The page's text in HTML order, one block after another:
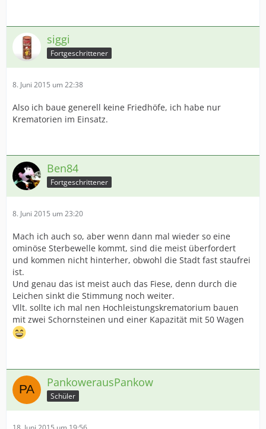
siggi
Fortgeschrittener
8. Juni 2015 um 22:38
Also ich baue generell keine Friedhöfe, ich habe nur
Krematorien im Einsatz.
Ben84
Fortgeschrittener
8. Juni 2015 um 23:20
Mach ich auch so, aber wenn dann mal wieder so eine
ominöse Sterbewelle kommt, sind die meist überfordert
und kommen nicht hinterher, obwohl die Stadt fast staufrei
ist.
Und genau das ist meist auch das Fiese, denn durch die
Leichen sinkt die Stimmung noch weiter.
Vllt. sollte ich mal nen Hochleistungskrematorium bauen
mit zwei Schornsteinen und einer Kapazität mit 50 Wagen
PankowerausPankow
Schüler